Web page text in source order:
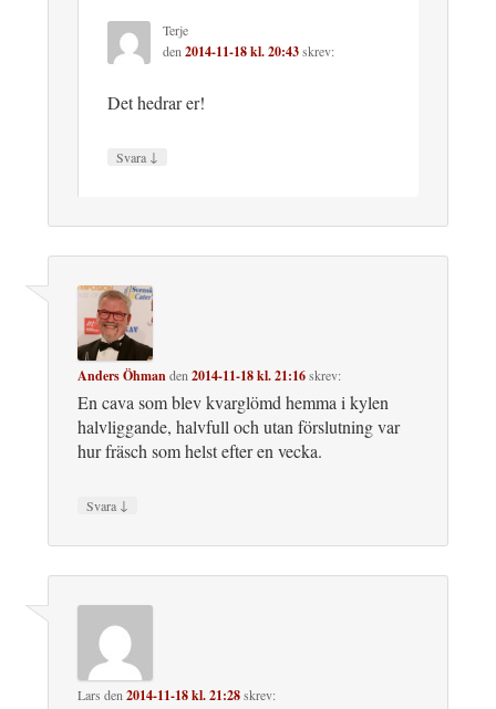
Terje
den2014-11-18 kl. 20:43skrev:
Det hedrar er!
Svara ↓
Anders Öhmanden2014-11-18 kl. 21:16skrev:
En cava som blev kvarglömd hemma i kylen
halvliggande, halvfull och utan förslutning var
hur fräsch som helst efter en vecka.
Svara ↓
Lars den2014-11-18 kl. 21:28skrev: